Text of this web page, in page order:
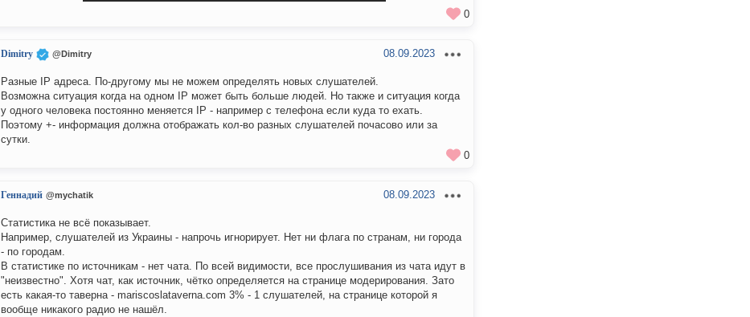
0
Dimitry @Dimitry 08.09.2023
Разные IP адреса. По-другому мы не можем определять новых слушателей.
Возможна ситуация когда на одном IP может быть больше людей. Но также и ситуация когда
у одного человека постоянно меняется IP - например с телефона если куда то ехать.
Поэтому +- информация должна отображать кол-во разных слушателей почасово или за
сутки.
0
Геннадий @mychatik 08.09.2023
Статистика не всё показывает.
Например, слушателей из Украины - напрочь игнорирует. Нет ни флага по странам, ни города
- по городам.
В статистике по источникам - нет чата. По всей видимости, все прослушивания из чата идут в
"неизвестно". Хотя чат, как источник, чётко определяется на странице модерирования. Зато
есть какая-то таверна - mariscoslataverna.com 3% - 1 слушателей, на странице которой я
вообще никакого радио не нашёл.